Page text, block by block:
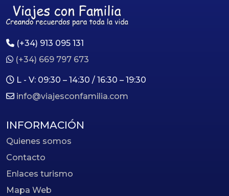
(+34) 913 095 131
(+34) 669 797 673
L - V: 09:30 – 14:30 / 16:30 – 19:30
info@viajesconfamilia.com
INFORMACIÓN
Quienes somos
Contacto
Enlaces turismo
Mapa Web